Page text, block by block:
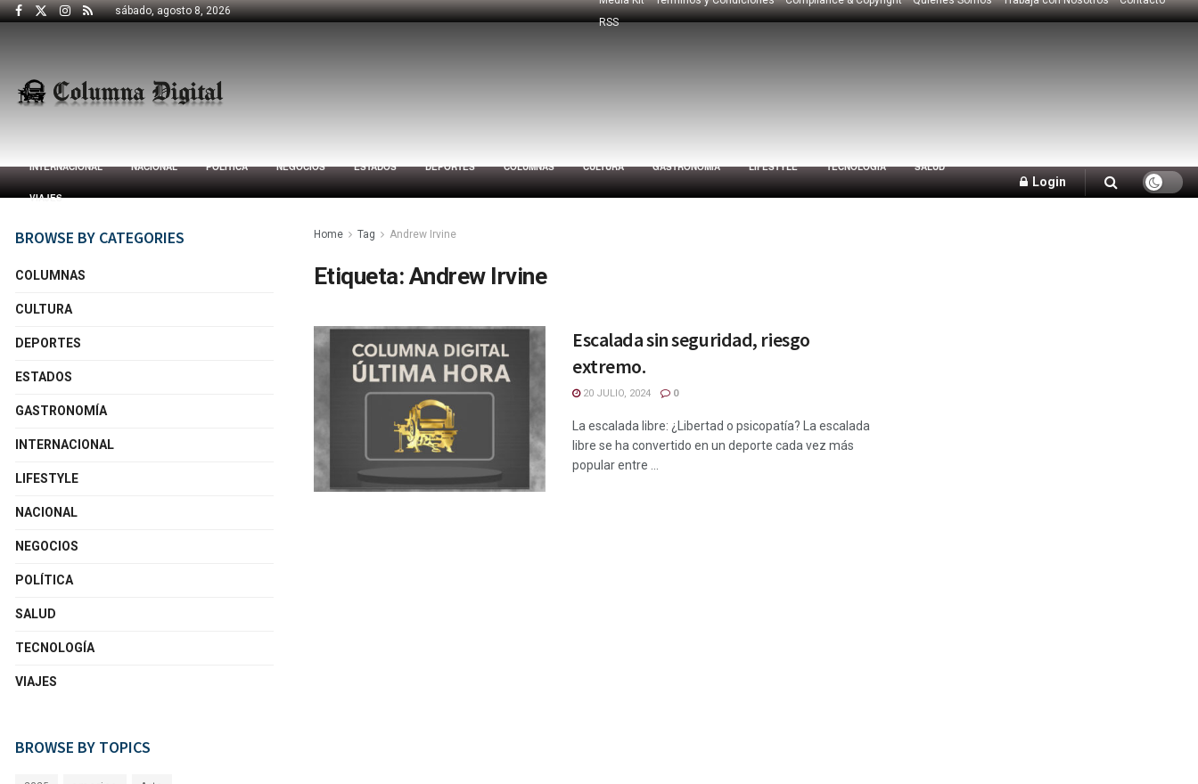
sábado, agosto 8, 2026
RSS
INTERNACIONAL NACIONAL POLÍTICA NEGOCIOS ESTADOS DEPORTES COLUMNAS CULTURA GASTRONOMÍA LIFESTYLE TECNOLOGÍA SALUD
VIAJES
Login
Home Tag Andrew Irvine
Etiqueta: Andrew Irvine
Escalada sin seguridad, riesgo
extremo.
20 JULIO, 2024 0
La escalada libre: ¿Libertad o psicopatía? La escalada
libre se ha convertido en un deporte cada vez más
popular entre ...
BROWSE BY CATEGORIES
COLUMNAS
CULTURA
DEPORTES
ESTADOS
GASTRONOMÍA
INTERNACIONAL
LIFESTYLE
NACIONAL
NEGOCIOS
POLÍTICA
SALUD
TECNOLOGÍA
VIAJES
BROWSE BY TOPICS